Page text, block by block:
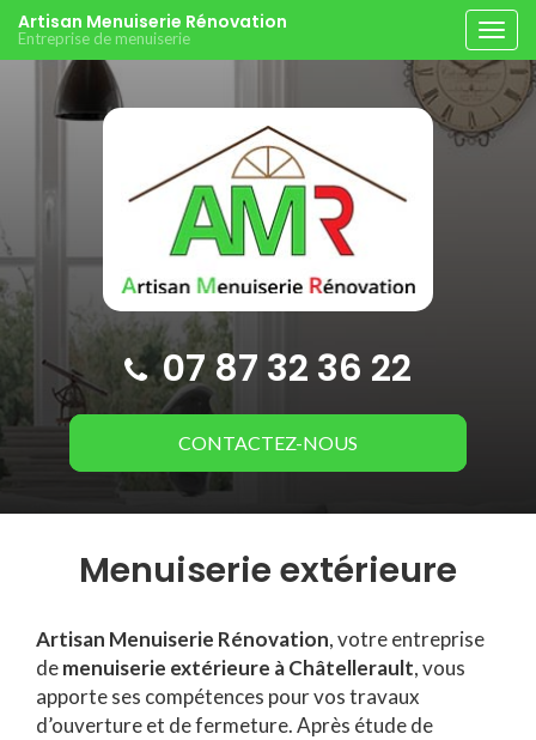
Aller
au
contenu
principal
Artisan Menuiserie Rénovation
Entreprise de menuiserie
07 87 32 36 22
CONTACTEZ-NOUS
Menuiserie extérieure
Artisan Menuiserie Rénovation, votre entreprise
demenuiserie extérieure à Châtellerault, vous
apporte ses compétences pour vos travaux
d’ouverture et de fermeture. Après étude de